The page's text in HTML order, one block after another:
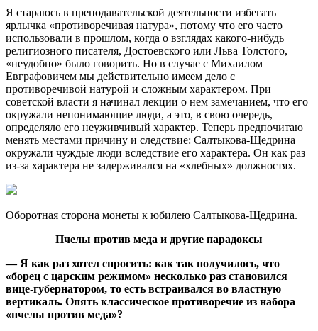
Я стараюсь в преподавательской деятельности избегать
ярлычка «противоречивая натура», потому что его часто
использовали в прошлом, когда о взглядах какого-нибудь
религиозного писателя, Достоевского или Льва Толстого,
«неудобно» было говорить. Но в случае с Михаилом
Евграфовичем мы действительно имеем дело с
противоречивой натурой и сложным характером. При
советской власти я начинал лекции о нем замечанием, что его
окружали непонимающие люди, а это, в свою очередь,
определяло его неуживчивый характер. Теперь предпочитаю
менять местами причину и следствие: Салтыкова-Щедрина
окружали чуждые люди вследствие его характера. Он как раз
из-за характера не задерживался на «хлебных» должностях.
Оборотная сторона монеты к юбилею Салтыкова-Щедрина.
Пчелы против меда и другие парадоксы
— Я как раз хотел спросить: как так получилось, что
«борец с царским режимом» несколько раз становился
вице-губернатором, то есть встраивался во властную
вертикаль. Опять классическое противоречие из набора
«пчелы против меда»?